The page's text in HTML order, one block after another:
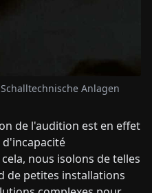
Anlagen
de l'audition est en effet
d'incapacité
nous isolons de telles
de petites installations